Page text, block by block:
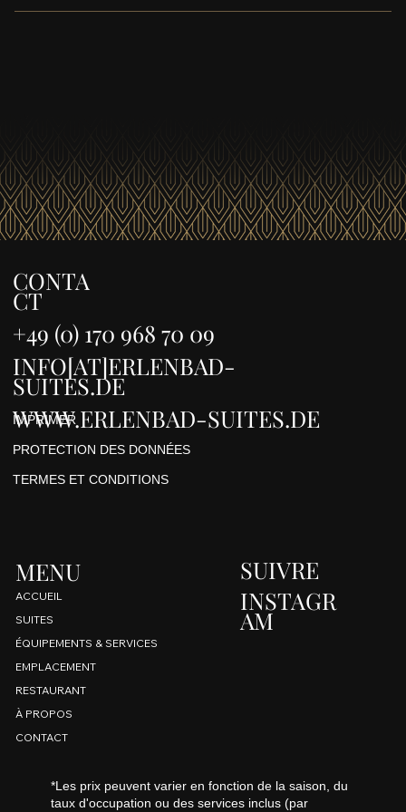
CONTA
CT
INFO[AT]ERLENBAD-
SUITES.DE
+49 (0) 170 968 70 09
WWW.ERLENBAD-SUITES.DE
IMPRIMER
PROTECTION DES DONNÉES
TERMES ET CONDITIONS
MENU
ACCUEIL
SUITES
ÉQUIPEMENTS & SERVICES
EMPLACEMENT
RESTAURANT
À PROPOS
CONTACT
SUIVRE
INSTAGR
AM
*Les prix peuvent varier en fonction de la saison, du
taux d'occupation ou des services inclus (par